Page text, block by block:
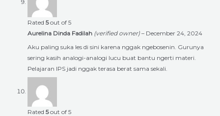
Rated 5out of 5
Aurelina Dinda Fadilah (verified owner) – December 24, 2024
Aku paling suka les di sini karena nggak ngebosenin. Gurunya
sering kasih analogi-analogi lucu buat bantu ngerti materi.
Pelajaran IPS jadi nggak terasa berat sama sekali.
Rated 5out of 5